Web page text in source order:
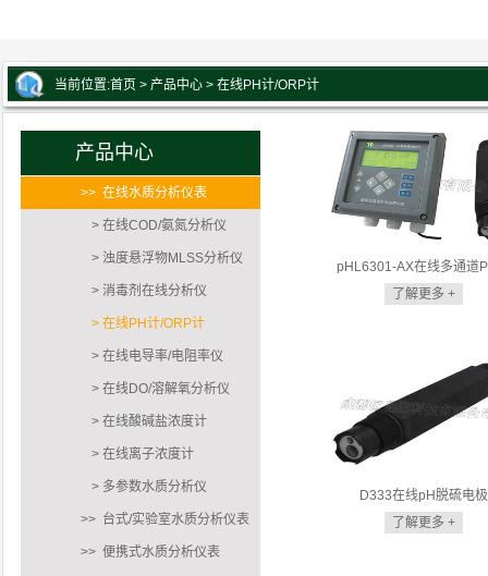
当前位置:首页 > 产品中心 > 在线PH计/ORP计
产品中心
>> 在线水质分析仪表
> 在线COD/氨氮分析仪
> 浊度悬浮物MLSS分析仪
> 消毒剂在线分析仪
> 在线PH计/ORP计
> 在线电导率/电阻率仪
> 在线DO/溶解氧分析仪
> 在线酸碱盐浓度计
> 在线离子浓度计
> 多参数水质分析仪
>> 台式/实验室水质分析仪表
>> 便携式水质分析仪表
pHL6301-AX在线多通道
了解更多 +
D333在线pH脱硫电极
了解更多 +